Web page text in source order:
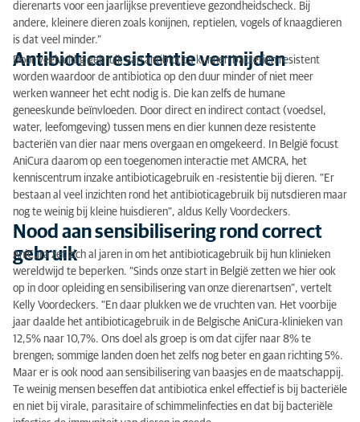
dierenarts voor een jaarlijkse preventieve gezondheidscheck. Bij
andere, kleinere dieren zoals konijnen, reptielen, vogels of knaagdieren
is dat veel minder.”
Antibioticaresistentie vermijden
Door veelvuldig gebruik van antibiotica kunnen bacteriën resistent
worden waardoor de antibiotica op den duur minder of niet meer
werken wanneer het echt nodig is. Die kan zelfs de humane
geneeskunde beïnvloeden. Door direct en indirect contact (voedsel,
water, leefomgeving) tussen mens en dier kunnen deze resistente
bacteriën van dier naar mens overgaan en omgekeerd. In België focust
AniCura daarom op een toegenomen interactie met AMCRA, het
kenniscentrum inzake antibioticagebruik en -resistentie bij dieren. “Er
bestaan al veel inzichten rond het antibioticagebruik bij nutsdieren maar
nog te weinig bij kleine huisdieren”, aldus Kelly Voordeckers.
Nood aan sensibilisering rond correct
gebruik
AniCura zet zich al jaren in om het antibioticagebruik bij hun klinieken
wereldwijd te beperken. “Sinds onze start in België zetten we hier ook
op in door opleiding en sensibilisering van onze dierenartsen”, vertelt
Kelly Voordeckers. “En daar plukken we de vruchten van. Het voorbije
jaar daalde het antibioticagebruik in de Belgische AniCura-klinieken van
12,5% naar 10,7%. Ons doel als groep is om dat cijfer naar 8% te
brengen; sommige landen doen het zelfs nog beter en gaan richting 5%.
Maar er is ook nood aan sensibilisering van baasjes en de maatschappij.
Te weinig mensen beseffen dat antibiotica enkel effectief is bij bacteriële
en niet bij virale, parasitaire of schimmelinfecties en dat bij bacteriële